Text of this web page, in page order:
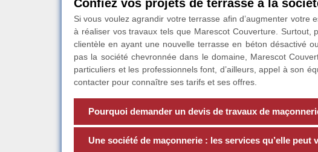
Confiez vos projets de terrasse à la
Si vous voulez agrandir votre terrasse afin d’augmenter votre
à réaliser vos travaux tels que Marescot Couverture. Surtout,
clientèle en ayant une nouvelle terrasse en béton désactivé
pas la société chevronnée dans le domaine, Marescot
particuliers et les professionnels font, d’ailleurs, appel à son
contacter pour connaître ses tarifs et ses offres.
Pourquoi demander un devis de travaux de
Une société de maçonnerie : les services qu’elle peut